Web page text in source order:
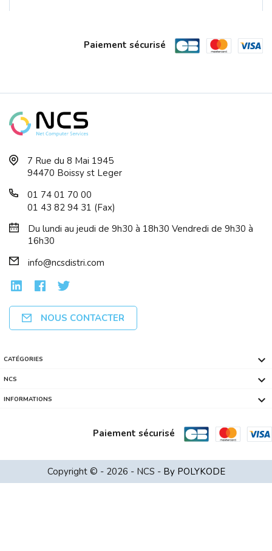
TP-LINK TL-SF1006P 6-Port 10/100Mbps ...
Paiement sécurisé
7 Rue du 8 Mai 1945
94470 Boissy st Leger
01 74 01 70 00
01 43 82 94 31 (Fax)
Du lundi au jeudi de 9h30 à 18h30 Vendredi de 9h30 à
16h30
info@ncsdistri.com
NOUS CONTACTER
CATÉGORIES 
NCS 
INFORMATIONS 
Paiement sécurisé
Copyright © - 2026 - NCS - By POLYKODE